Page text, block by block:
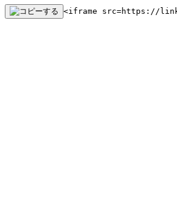
<iframe src=https://